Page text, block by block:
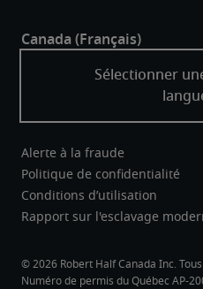
Alerte à la fraude
Politique de confidentialité
Conditions d’utilisation
Rapport sur l'esclavage
Robert Half Canada Inc.